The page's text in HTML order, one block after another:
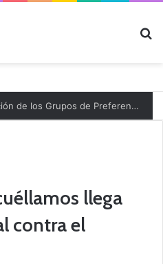
Ya se conoce la composición de los Grupos de Preferente y el calendario
llega
contra el